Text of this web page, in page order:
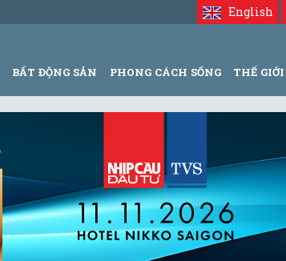
English
BẤT ĐỘNG SẢN PHONG CÁCH SỐNG THẾ GIỚI